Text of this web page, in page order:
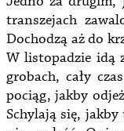
transzejach
Dochodzą aż do
W listopadzie idą
grobach, cały
pociąg, jakby
Schylają się,